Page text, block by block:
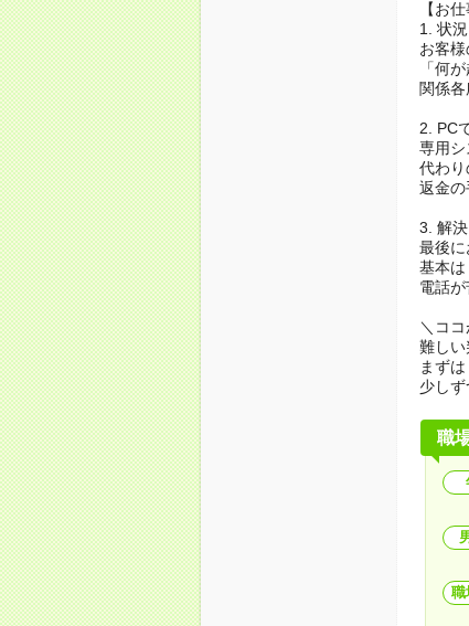
【お
1. 状
お客
「何
関係各
2. PC
専用シ
代わり
返金の
3. 解
最後に
基本
電話が
＼コ
難しい
まず
少しず
職
職